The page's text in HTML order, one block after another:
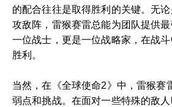
的配合往往是取得胜利的关键。无
攻敌阵，雷猴赛雷总能为团队提供
一位战士，更是一位战略家，在战
胜利。
当然，在《全球使命2》中，雷猴赛
弱点和挑战。在面对一些特殊的敌